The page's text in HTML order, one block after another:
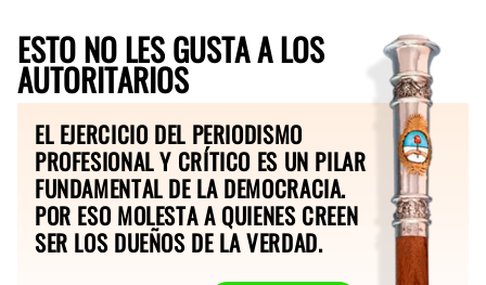
ESTO NO LES GUSTA A LOS
AUTORITARIOS
EL EJERCICIO DEL PERIODISMO
PROFESIONAL Y CRÍTICO ES UN PILAR
FUNDAMENTAL DE LA DEMOCRACIA.
POR ESO MOLESTA A QUIENES CREEN
SER LOS DUEÑOS DE LA VERDAD.